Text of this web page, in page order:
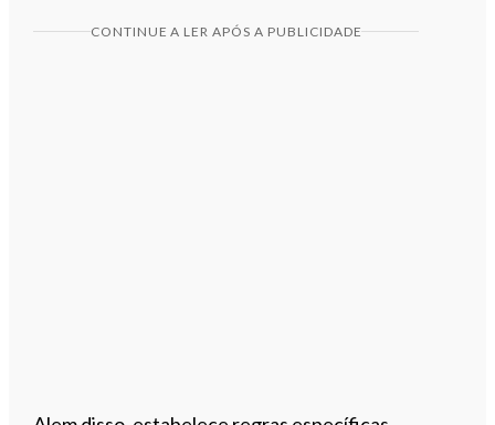
CONTINUE A LER APÓS A PUBLICIDADE